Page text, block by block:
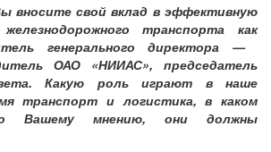
вносите свой вклад в эффективную
транспорта как
генерального директора —
ОАО «НИИАС», председатель
Какую роль играют в наше
транспорт и логистика, в каком
Вашему мнению, они должны